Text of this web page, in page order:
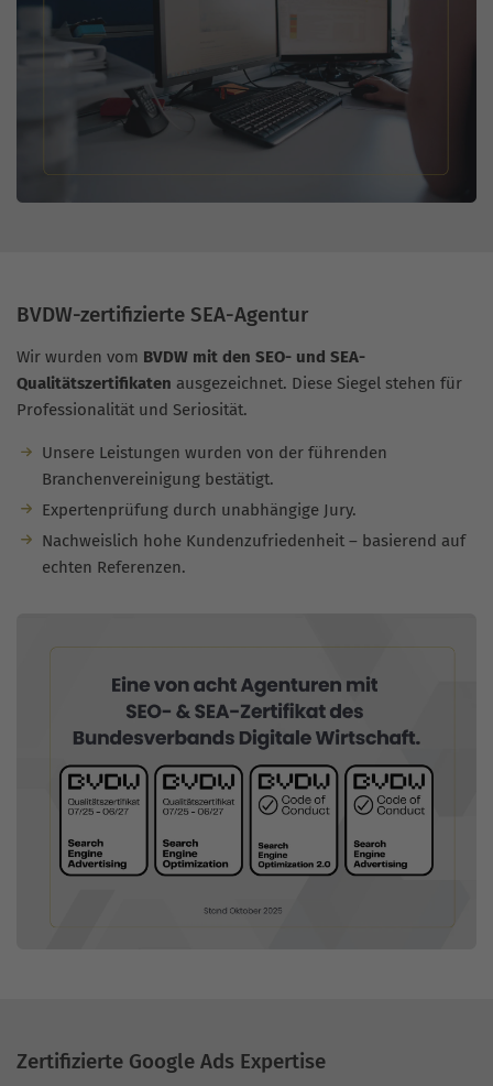
BVDW-zertifizierte SEA-Agentur
Wir wurden vom BVDW mit den SEO- und SEA-
Qualitätszertifikaten ausgezeichnet. Diese Siegel stehen für
Professionalität und Seriosität.
Unsere Leistungen wurden von der führenden
Branchenvereinigung bestätigt.
Expertenprüfung durch unabhängige Jury.
Nachweislich hohe Kundenzufriedenheit – basierend auf
echten Referenzen.
Zertifizierte Google Ads Expertise